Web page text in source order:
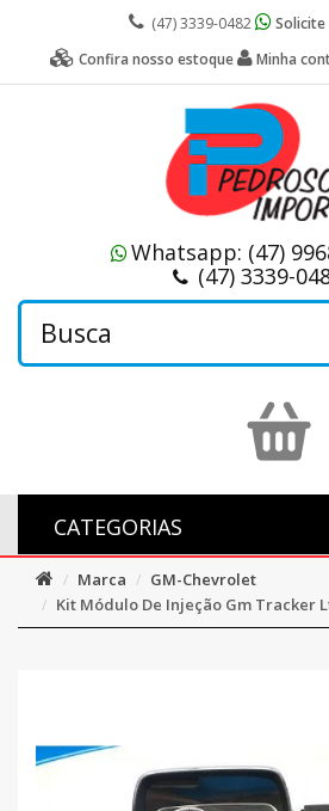
(47) 3339-0482
Confira nosso estoque
Minha
Whatsapp: (47)
(47) 3339-
CATEGORIAS
Marca
GM-Chevrolet
Kit Módulo De Injeção Gm Tracker